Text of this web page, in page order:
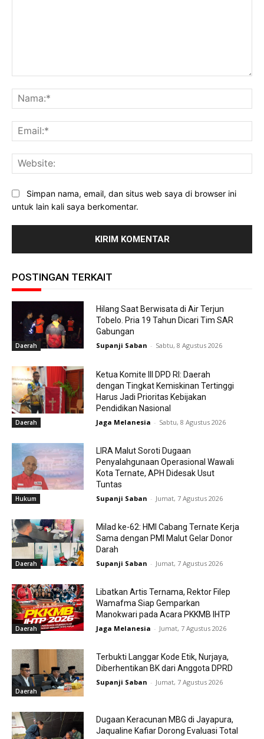
Simpan nama, email, dan situs web saya di browser ini
untuk lain kali saya berkomentar.
POSTINGAN TERKAIT
Daerah
Hilang Saat Berwisata di Air Terjun
Tobelo. Pria 19 Tahun Dicari Tim SAR
Gabungan
Supanji Saban - Sabtu, 8 Agustus 2026
Daerah
Ketua Komite III DPD RI: Daerah
dengan Tingkat Kemiskinan Tertinggi
Harus Jadi Prioritas Kebijakan
Pendidikan Nasional
Jaga Melanesia - Sabtu, 8 Agustus 2026
Hukum
LIRA Malut Soroti Dugaan
Penyalahgunaan Operasional Wawali
Kota Ternate, APH Didesak Usut
Tuntas
Supanji Saban - Jumat, 7 Agustus 2026
Daerah
Milad ke-62: HMI Cabang Ternate Kerja
Sama dengan PMI Malut Gelar Donor
Darah
Supanji Saban - Jumat, 7 Agustus 2026
Daerah
Libatkan Artis Ternama, Rektor Filep
Wamafma Siap Gemparkan
Manokwari pada Acara PKKMB IHTP
Jaga Melanesia - Jumat, 7 Agustus 2026
Daerah
Terbukti Langgar Kode Etik, Nurjaya,
Diberhentikan BK dari Anggota DPRD
Supanji Saban - Jumat, 7 Agustus 2026
Dugaan Keracunan MBG di Jayapura,
Jaqualine Kafiar Dorong Evaluasi Total